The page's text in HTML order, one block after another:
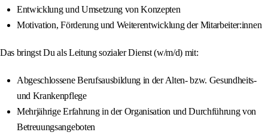
Entwicklung und Umsetzung von Konzepten
Motivation, Förderung und Weiterentwicklung der Mitarbeiter:innen
Das bringst Du als Leitung sozialer Dienst (w/m/d) mit:
Abgeschlossene Berufsausbildung in der Alten- bzw. Gesundheits-
und Krankenpflege
Mehrjährige Erfahrung in der Organisation und Durchführung von
Betreuungsangeboten